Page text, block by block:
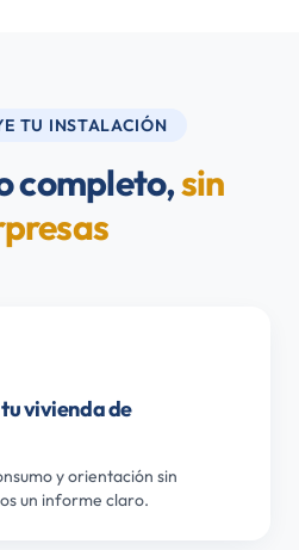
TU INSTALACIÓN
completo,sin
vivienda de
y orientación sin
un informe claro.